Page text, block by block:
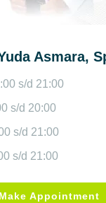
Asmara,
s/d 21:00
s/d 20:00
s/d 21:00
s/d 21:00
Make Appointment